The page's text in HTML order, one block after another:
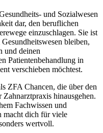
und Sozialwesen
dar, den beruflichen
einzuschlagen. Sie ist
bleiben,
und deinen
Patientenbehandlung in
verschieben möchtest.
ZFA Chancen, die über den
hinausgehen.
Fachwissen und
macht dich für viele
wertvoll.